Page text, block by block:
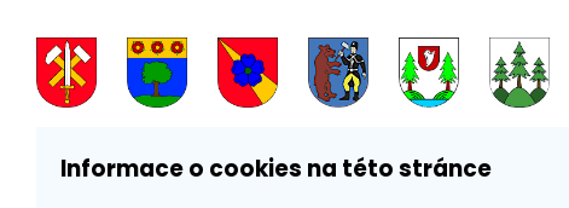
Informace o cookies na této stránce